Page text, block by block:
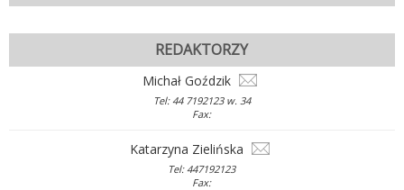
REDAKTORZY
Michał Goździk
Tel: 44 7192123 w. 34
Fax:
Katarzyna Zielińska
Tel: 447192123
Fax: